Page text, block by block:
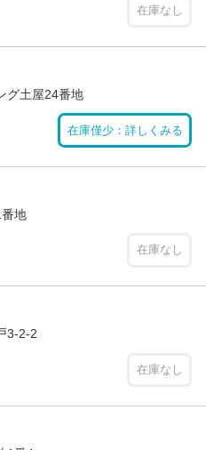
在庫なし
グ土屋24番地
在庫僅少：詳しくみる
地
在庫なし
3-2-2
在庫なし